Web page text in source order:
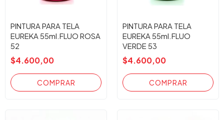
PINTURA PARA TELA
EUREKA 55ml.FLUO ROSA
52
$4.600,00
PINTURA PARA TELA
EUREKA 55ml.FLUO
VERDE 53
$4.600,00